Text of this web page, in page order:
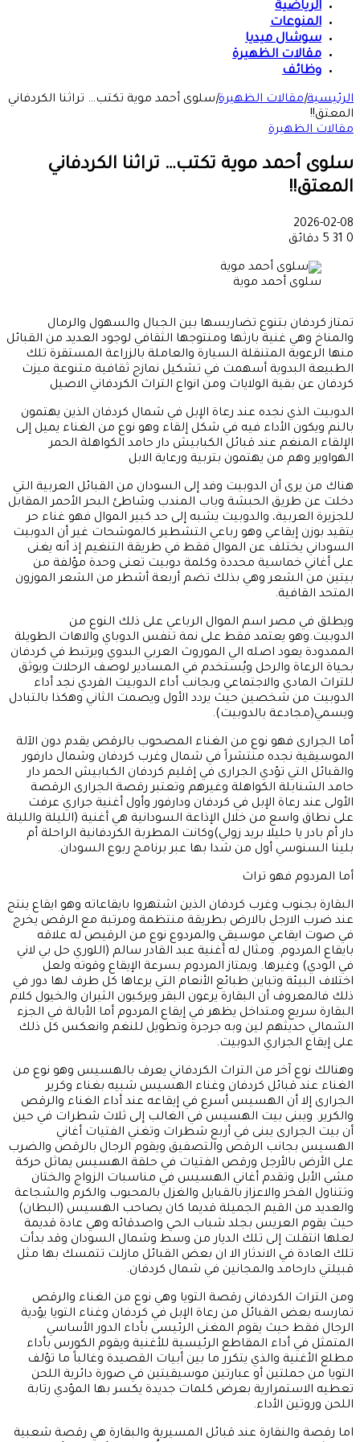
الرياضية
المنوعات
سوشال ميديا
مقالات الظهيرة
وظائف
الرئيسية|مقالات الظهيرة|سلوى أحمد موية تكتب… تراثنا الكردفاني
المعتق!!
مقالات الظهيرة
سلوى أحمد موية تكتب… تراثنا الكردفاني
المعتق!!
2026-02-08
0
5 دقائق
سلوى أحمد موية
تمتاز كردفان بتنوع تضاريسها بين الجبال والسهول والرمال
والمناخ وهي غنية بارثها ومنتوجها الثقافي لوجود العديد من القبائل
منها الرعوية المتنقلة السيارة والعاملة بالزراعة المستقرة تلك
الطبيعة البدوية أسهمت في تشكيل نمازج ثقافية متنوعة ميزت
كردفان عن بقية الولايات ومن انواع التراث الكردفاني الاصيل
الدوبيت الذي نجده عند رعاة الإبل في شمال كردفان الذين يهتمون
بالنم ويكون الأداء فيه في شكل إلقاء وهو نوع من الغناء يميل إلى
الإلقاء المنغم عند قبائل الكبابيش دار حامد الكواهلة الحمر
الهواوير وهم من يهتمون بتربية ورعاية الابل
هناك من يرى أن الدوبيت وفد إلى السودان من القبائل العربية التي
دخلت عن طريق الحبشة وباب المندب وشاطئ البحر الأحمر المقابل
للجزيرة العربية، والدوبيت يشبه إلى حد كبير الموال فهو غناء حر
يتقيد بوزن إيقاعي وهو رباعي التشطير كالموشحات غير أن الدوبيت
السوداني يختلف عن الموال فقط في طريقة التنغيم إذ أنه يغنى
على أغاني خماسية محددة وكلمة دوبيت تعنى وحدة مؤلفة من
بيتين من الشعر وهي بذلك تضم أربعة أشطر من الشعر الموزون
المتحد القافية.
ويطلق في مصر اسم الموال الرباعي على ذلك النوع من
الدوبيت.وهو يعتمد فقط على نمة تنفس الدوباي والاهات الطويلة
الممدودة يعود اصله الي الموروث العربي البدوي ويرتبط في كردفان
بحياة الرعاة والرحل ويُستخدم في المسادير لوصف الرحلات ويوثق
للتراث المادي والاجتماعي وبجانب أداء الدوبيت الفردي نجد أداء
الدوبيت من شخصين حيث يردد الأول ويصمت الثاني وهكذا بالتبادل
ويسمي(مجادعة بالدوبيت).
أما الجرارى فهو نوع من الغناء المصحوب بالرقص يقدم دون الآلة
الموسيقية نجده منتشراً في شمال وغرب كردفان وشمال دارفور
والقبائل التي تؤدي الجرارى في إقليم كردفان الكبابيش الحمر دار
حامد الشنابلة الكواهلة وغيرهم وتعتبر رقصة الجرارى الرقصة
الأولى عند رعاة الإبل في كردفان ودارفور وأول أغنية جراري عرفت
على نطاق واسع من خلال الإذاعة السودانية هي أغنية (الليلة والليلة
دار أم بادر يا حليلا بريد زولي)وكانت المطربة الكردفانية الراحلة أم
بلينا السنوسي أول من شدا بها عبر برنامج ربوع السودان.
أما المردوم فهو تراث
البقارة بجنوب وغرب كردفان الذين اشتهروا بايقاعاته وهو ايقاع ينتج
عند ضرب الارجل بالارض بطريقة منتظمة ومرتبة مع الرقص يخرج
في صوت ايقاعي موسيقي والمردوع نوع من الرقيص له علاقه
بايقاع المردوم. ومثال له أغنية عبد القادر سالم (اللوري حل بي لاني
في الودي) وغيرها. ويمتاز المردوم بسرعة الإيقاع وقوته ولعل
اختلاف البيئة وتباين طبائع الأنعام التي يرعاها كل طرف لها دور في
ذلك فالمعروف أن البقارة يرعون البقر ويركبون الثيران والخيول كلام
البقارة سريع ومتداخل يظهر في إيقاع المردوم أما الأبالة في الجزء
الشمالي حديثهم لين وبه جرجرة وتطويل للنغم وانعكس كل ذلك
على إيقاع الجراري الدوبيت.
وهنالك نوع آخر من التراث الكردفاني يعرف بالهسيس وهو نوع من
الغناء عند قبائل كردفان وغناء الهسيس شبيه بغناء وكرير
الجرارى إلا أن الهسيس أسرع في إيقاعه عند أداء الغناء والرقص
والكرير. ويبنى بيت الهسيس في الغالب إلى ثلاث شطرات في حين
أن بيت الجرارى يبنى في أربع شطرات وتغني الفتيات أغاني
الهسيس بجانب الرقص والتصفيق ويقوم الرجال بالرقص والضرب
على الأرض بالأرجل ورقص الفتيات في حلقة الهسيس يماثل حركة
مشي الأبل وتقدم أغاني الهسيس في مناسبات الزواج والختان
وتتناول الفخر والاعزاز بالقبايل والغزل بالمحبوب والكرم والشجاعة
والعديد من القيم الجميلة قديما كان يصاحب الهسيس (البطان)
حيث يقوم العريس بجلد شباب الحي واصدقائه وهي عادة قديمة
لعلها انتقلت إلى تلك الديار من وسط وشمال السودان وقد بدأت
تلك العادة في الاندثار الا ان بعض القبائل مازلت تتمسك بها مثل
قبيلتي دارحامد والمجانين في شمال كردفان.
ومن التراث الكردفاني رقصة التويا وهي نوع من الغناء والرقص
تمارسه بعض القبائل من رعاة الإبل في كردفان وغناء التويا يؤدية
الرجال فقط حيث يقوم المغنى الرئيسى بأداء الدور الأساسي
المتمثل في أداء المقاطع الرئيسية للأغنية ويقوم الكورس بأداء
مطلع الأغنية والذي يتكرر ما بين أبيات القصيدة وغالباً ما تؤلف
التويا من جملتين أو عبارتين موسيقيتين في صورة دائرية اللحن
تعطيه الاستمرارية بعرض كلمات جديدة يكسر بها المؤدي رتابة
اللحن وروتين الأداء.
اما رقصة والنقارة عند قبائل المسيرية والبقارة هي رقصة شعبية